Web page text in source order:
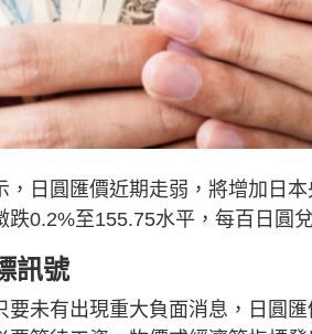
，日圓匯價近期走弱，將增加日
0.2%至155.75水平，每百日圓
訊號
未有出現重大負面消息，日圓